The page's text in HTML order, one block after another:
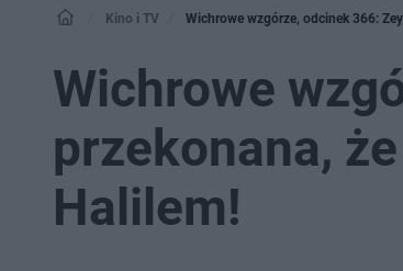
Kino i TV Wichrowe wzgórze, odcinek 366:
Wichrowe
przekonana,
Halilem!